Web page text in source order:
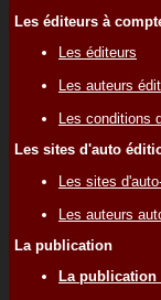
Les éditeurs à
Les éditeurs
Les auteurs
Les conditions
Les sites d'auto
Les sites
Les auteurs
La publication
La publication